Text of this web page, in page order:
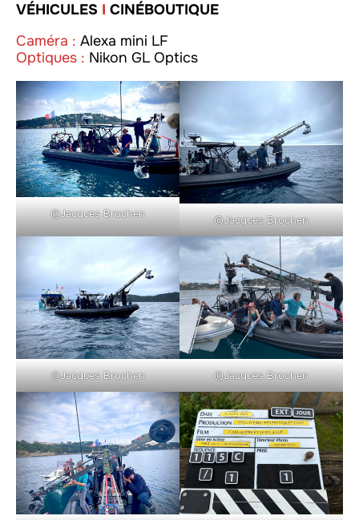
VÉHICULES I CINÉBOUTIQUE
Caméra : Alexa mini LF
Optiques : Nikon GL Optics
©Jacques Brochen ©Jacques Brochen
©Jacques Brochen ©Jacques Brochen